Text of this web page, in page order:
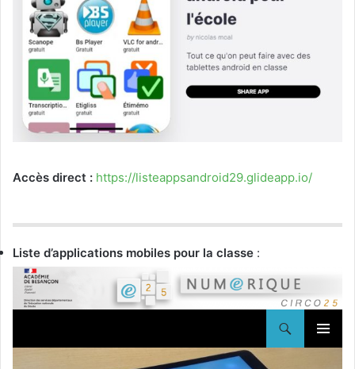
Accès direct : https://listeappsandroid29.glideapp.io/
Liste d’applications mobiles pour la classe :